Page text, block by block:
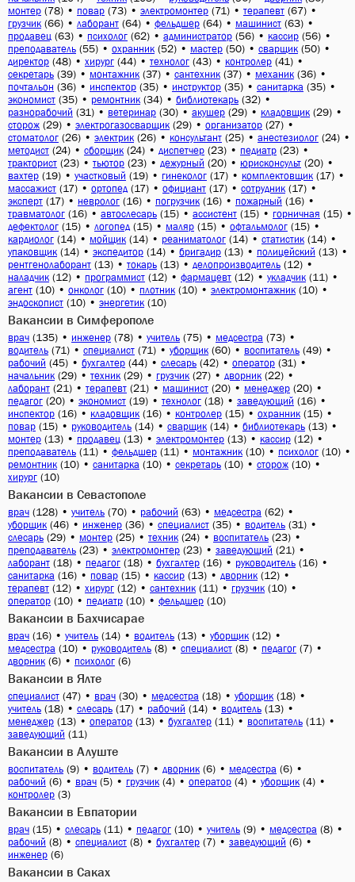
монтер (78) • повар (73) • электромонтер (71) • терапевт (67) •
грузчик (66) • лаборант (64) • фельдшер (64) • машинист (63) •
продавец (63) • психолог (62) • администратор (56) • кассир (56) •
преподаватель (55) • охранник (52) • мастер (50) • сварщик (50) •
директор (48) • хирург (44) • технолог (43) • контролер (41) •
секретарь (39) • монтажник (37) • сантехник (37) • механик (36) •
почтальон (36) • инспектор (35) • инструктор (35) • санитарка (35) •
экономист (35) • ремонтник (34) • библиотекарь (32) •
разнорабочий (31) • ветеринар (30) • акушер (29) • кладовщик (29) •
сторож (29) • электрогазосварщик (29) • организатор (27) •
стоматолог (26) • электрик (26) • консультант (25) • анестезиолог (24) •
методист (24) • сборщик (24) • диспетчер (23) • педиатр (23) •
тракторист (23) • тьютор (23) • дежурный (20) • юрисконсульт (20) •
вахтер (19) • участковый (19) • гинеколог (17) • комплектовщик (17) •
массажист (17) • ортопед (17) • официант (17) • сотрудник (17) •
эксперт (17) • невролог (16) • погрузчик (16) • пожарный (16) •
травматолог (16) • автослесарь (15) • ассистент (15) • горничная (15) •
дефектолог (15) • логопед (15) • маляр (15) • офтальмолог (15) •
кардиолог (14) • мойщик (14) • реаниматолог (14) • статистик (14) •
упаковщик (14) • экспедитор (14) • бригадир (13) • полицейский (13) •
рентгенолаборант (13) • токарь (13) • делопроизводитель (12) •
наладчик (12) • программист (12) • фармацевт (12) • укладчик (11) •
агент (10) • онколог (10) • плотник (10) • электромонтажник (10) •
эндоскопист (10) • энергетик (10)
Вакансии в Симферополе
врач (135) • инженер (78) • учитель (75) • медсестра (73) •
водитель (71) • специалист (71) • уборщик (60) • воспитатель (49) •
рабочий (45) • бухгалтер (44) • слесарь (42) • оператор (31) •
начальник (29) • техник (29) • грузчик (27) • дворник (22) •
лаборант (21) • терапевт (21) • машинист (20) • менеджер (20) •
педагог (20) • экономист (19) • технолог (18) • заведующий (16) •
инспектор (16) • кладовщик (16) • контролер (15) • охранник (15) •
повар (15) • руководитель (14) • сварщик (14) • библиотекарь (13) •
монтер (13) • продавец (13) • электромонтер (13) • кассир (12) •
преподаватель (11) • фельдшер (11) • монтажник (10) • психолог (10) •
ремонтник (10) • санитарка (10) • секретарь (10) • сторож (10) •
хирург (10)
Вакансии в Севастополе
врач (128) • учитель (70) • рабочий (63) • медсестра (62) •
уборщик (46) • инженер (36) • специалист (35) • водитель (31) •
слесарь (29) • монтер (25) • техник (24) • воспитатель (23) •
преподаватель (23) • электромонтер (23) • заведующий (21) •
лаборант (18) • педагог (18) • бухгалтер (16) • руководитель (16) •
санитарка (16) • повар (15) • кассир (13) • дворник (12) •
терапевт (12) • хирург (12) • сантехник (11) • грузчик (10) •
оператор (10) • педиатр (10) • фельдшер (10)
Вакансии в Бахчисарае
врач (16) • учитель (14) • водитель (13) • уборщик (12) •
медсестра (10) • руководитель (8) • специалист (8) • педагог (7) •
дворник (6) • психолог (6)
Вакансии в Ялте
специалист (47) • врач (30) • медсестра (18) • уборщик (18) •
учитель (18) • слесарь (17) • рабочий (14) • водитель (13) •
менеджер (13) • оператор (13) • бухгалтер (11) • воспитатель (11) •
заведующий (11)
Вакансии в Алуште
воспитатель (9) • водитель (7) • дворник (6) • медсестра (6) •
рабочий (6) • врач (5) • грузчик (4) • оператор (4) • уборщик (4) •
контролер (3)
Вакансии в Евпатории
врач (15) • слесарь (11) • педагог (10) • учитель (9) • медсестра (8) •
рабочий (8) • специалист (8) • бухгалтер (7) • заведующий (6) •
инженер (6)
Вакансии в Саках